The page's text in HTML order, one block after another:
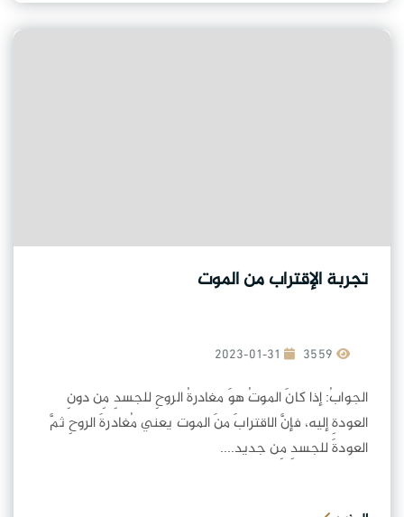
تجربة الإقتراب من الموت
2023-01-31
الجوابُ: إذا كانَ الموتُ هوَ مغادرةُ الروحِ للجسدِ مِن دونِ
العودةِ إليه، فإنَّ الاقترابَ منَ الموت يعني مُغادرةَ الروحِ ثمَّ
العودةَ للجسدِ مِن جديد....